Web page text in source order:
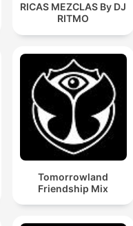
RICAS MEZCLAS By DJ
RITMO
Tomorrowland
Friendship Mix